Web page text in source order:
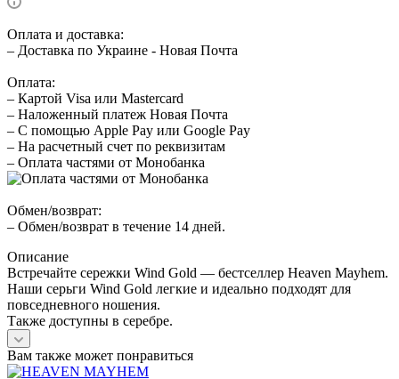
Оплата и доставка:
– Доставка по Украине - Новая Почта
Оплата:
– Картой Visa или Mastercard
– Наложенный платеж Новая Почта
– С помощью Apple Pay или Google Pay
– На расчетный счет по реквизитам
– Оплата частями от Монобанка
Обмен/возврат:
– Обмен/возврат в течение 14 дней.
Описание
Встречайте сережки Wind Gold — бестселлер Heaven Mayhem.
Наши серьги Wind Gold легкие и идеально подходят для
повседневного ношения.
Также доступны в серебре.
Вам также может понравиться